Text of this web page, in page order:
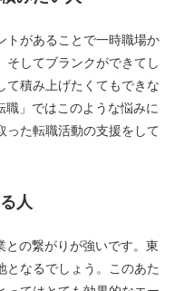
トがあることで一時職場か
そしてブランクができてし
て積み上げたくてもできな
職」ではこのような悩みに
った転職活動の支援をして
人
との繋がりが強いです。東
となるでしょう。このあた